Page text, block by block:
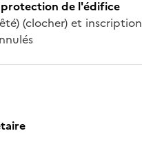
de l'édifice
(clocher) et inscription